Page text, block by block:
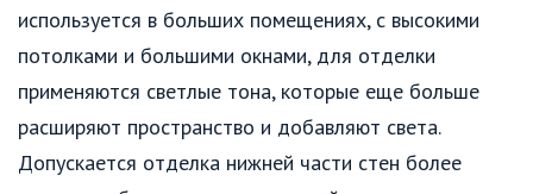
используется в больших помещениях, с высокими
потолками и большими окнами, для отделки
применяются светлые тона, которые еще больше
расширяют пространство и добавляют света.
Допускается отделка нижней части стен более